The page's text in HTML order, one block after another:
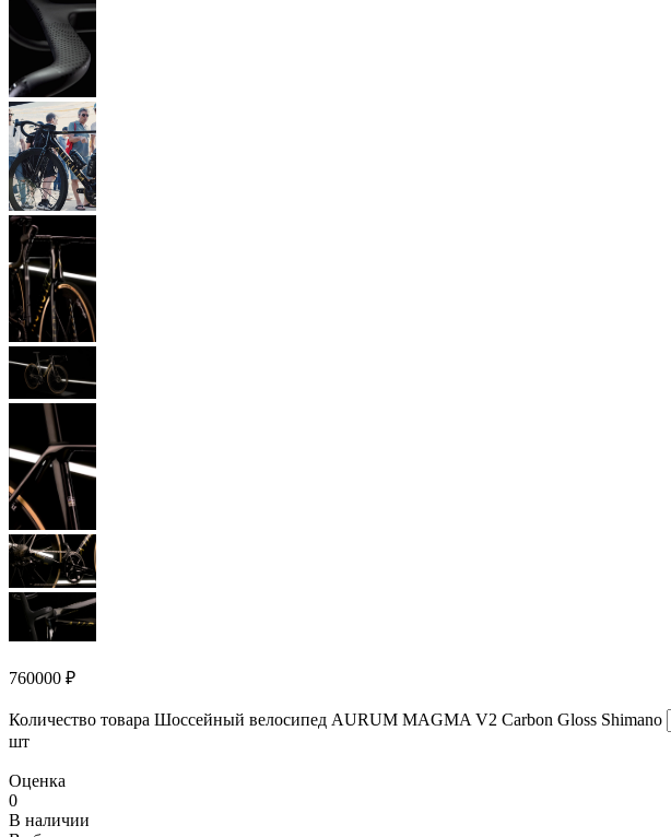
760000 ₽
Количество товара Шоссейный велосипед AURUM MAGMA V2 Carbon Gloss Shimano
шт
Оценка
0
В наличии